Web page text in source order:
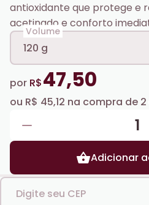
antioxidante que protege e
acetinado e conforto
Volume
120 g
por R$47,50
ou R$ 45,12 na compra de 2
1
Adicionar
Digite seu CEP